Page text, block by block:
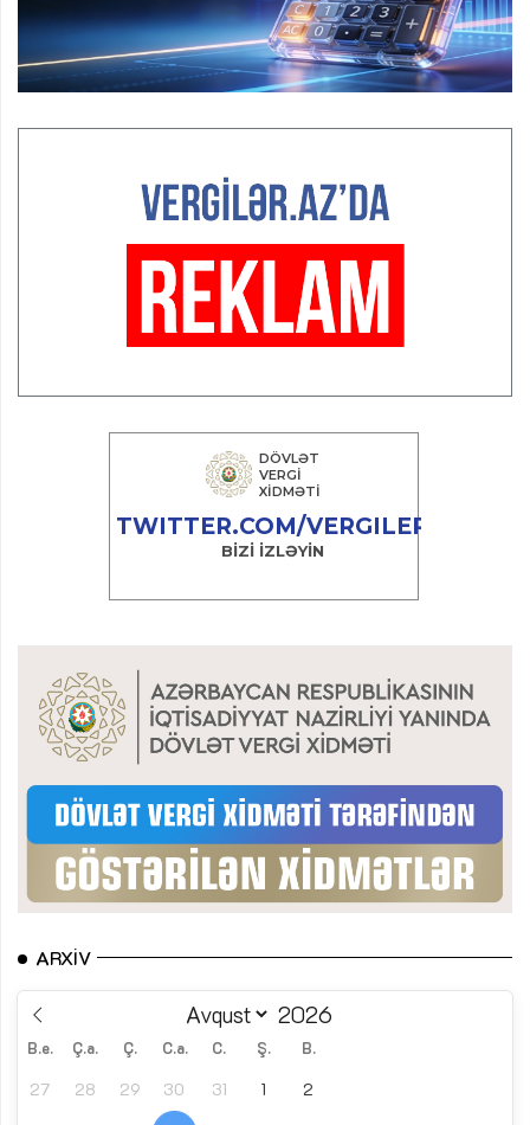
ARXIV
B.e. Ç.a. Ç. C.a. C. Ş. B.
27 28 29 30 31 1 2